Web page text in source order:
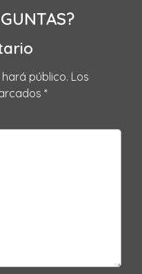
público. Los
*